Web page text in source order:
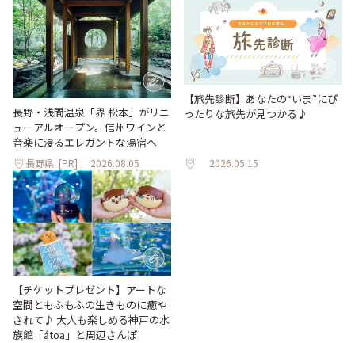
長野・浅間温泉「界 松本」がリニ
ューアルオープン。信州ワインと
音楽に浸るエレガントな湯宿へ
長野県 [PR] 2026.08.05
【旅先診断】あなたの“いま”にぴ
ったりな旅先が見つかる♪
2026.05.15
【チケットプレゼント】アートな
空間ともふもふの生きものに癒や
されて♪ 大人も楽しめる神戸の水
族館「átoa」と周辺さんぽ